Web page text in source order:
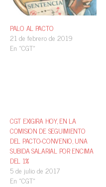
PALO AL PACTO
21 de febrero de 2019
En «CGT»
CGT EXIGIRA HOY, EN LA
COMISION DE SEGUIMIENTO
DEL PACTO-CONVENIO, UNA
SUBIDA SALARIAL POR ENCIMA
DEL 1%
5 de julio de 2017
En «CGT»